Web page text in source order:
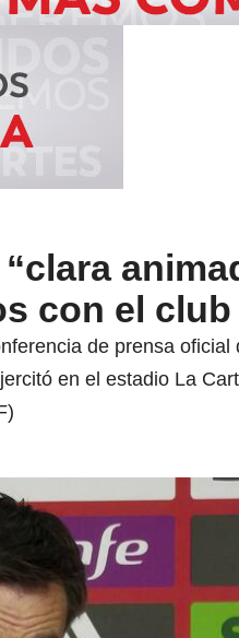
con el club
de prensa
en el estadio La